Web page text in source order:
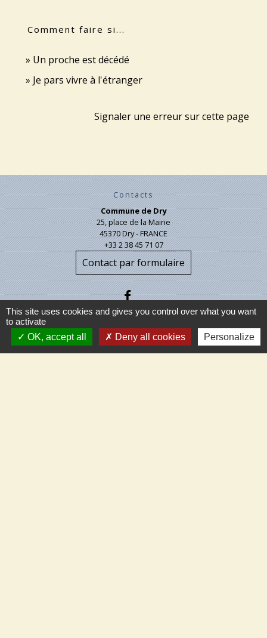
Comment faire si...
Un proche est décédé
Je pars vivre à l'étranger
Signaler une erreur sur cette page
Contacts
Commune de Dry
25, place de la Mairie
45370 Dry - FRANCE
+33 2 38 45 71 07
Contact par formulaire
This site uses cookies and gives you control over what you want
to activate
OK, accept all
Deny all cookies Personalize